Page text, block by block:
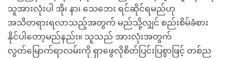
သူအားလုံးပါ အို၊ နာ၊ သေဘေး ရင်ဆိုင်ရမည်ဟု
အသိတရားရလာသည့်အတွက် မည်သို့လျှင် စည်းစိမ်ခံစား
နိုင်ပါတော့မည်နည်း။ သူသည် အားလုံးအတွက်
လွတ်မြောက်ရာလမ်းကို ရှာဖွေလိုစိတ်ပြင်းပြစွာဖြင့် တစ်ည